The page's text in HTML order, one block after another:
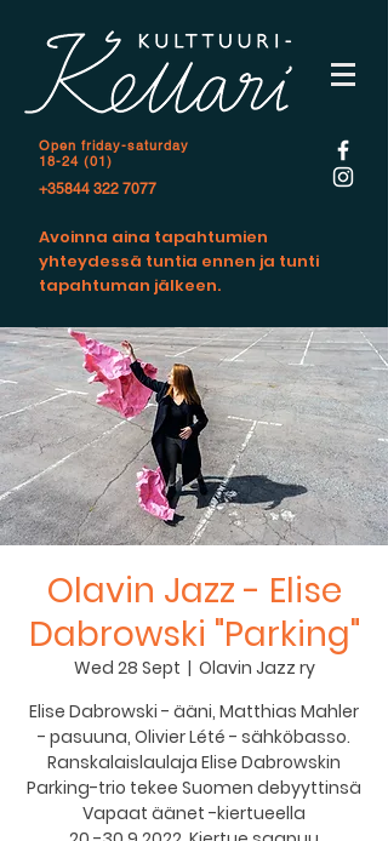
Open friday-saturday
18-24 (01)
+35844 322 7077
Avoinna aina tapahtumien
yhteydessä tuntia ennen ja tunti
tapahtuman jälkeen.
Olavin Jazz - Elise
Dabrowski "Parking"
Wed 28 Sept
  |
Olavin Jazz ry
Elise Dabrowski - ääni, Matthias Mahler
- pasuuna, Olivier Lété - sähköbasso.
Ranskalaislaulaja Elise Dabrowskin
Parking-trio tekee Suomen debyyttinsä
Vapaat äänet -kiertueella